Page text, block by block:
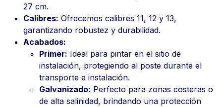
27 cm.
Calibres: Ofrecemos calibres 11, 12 y 13,
garantizando robustez y durabilidad.
Acabados:
Primer: Ideal para pintar en el sitio de
instalación, protegiendo al poste durante el
transporte e instalación.
Galvanizado: Perfecto para zonas costeras o
de alta salinidad, brindando una protección